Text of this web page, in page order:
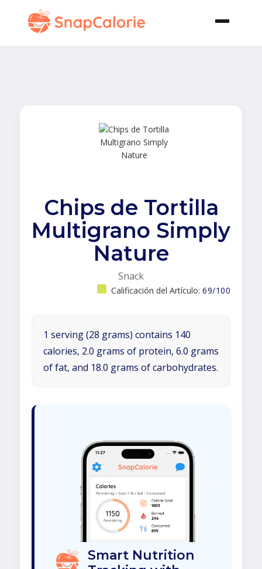
Chips de Tortilla
Multigrano Simply
Nature
Snack
Calificación del Artículo: 69/100
1 serving (28 grams) contains 140
calories, 2.0 grams of protein, 6.0 grams
of fat, and 18.0 grams of carbohydrates.
Smart Nutrition